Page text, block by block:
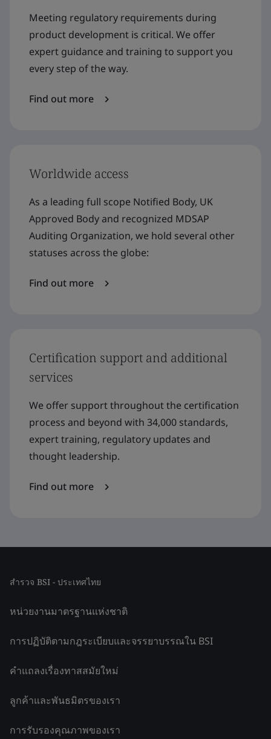
Meeting regulatory requirements during
product development is critical. We offer
expert guidance and training to support you
every step of the way.
Find out more
Worldwide access
As a leading full scope Notified Body, UK
Approved Body and recognized MDSAP
Auditing Organization, we hold several other
statuses across the globe:
Find out more
Certification support and additional
services
We offer support throughout the certification
process and beyond with 34,000 standards,
expert training, regulatory updates and
thought leadership.
Find out more
สำรวจ BSI - ประเทศไทย
หน่วยงานมาตรฐานแห่งชาติ
การปฏิบัติตามกฎระเบียบและจรรยาบรรณใน BSI
คำแถลงเรื่องทาสสมัยใหม่
ลูกค้าและพันธมิตรของเรา
การรับรองคุณภาพของเรา